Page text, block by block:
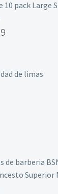
10 pack Large
de limas
de barberia
Superior